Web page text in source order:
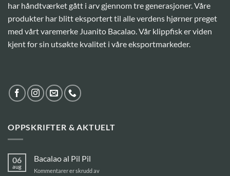
har håndtværket gått i arv gjennom tre generasjoner. Våre
produkter har blitt eksportert til alle verdens hjørner preget
med vårt varemerke Juanito Bacalao. Vår klippfisk er viden
kjent for sin utsøkte kvalitet i våre eksportmarkeder.
OPPSKRIFTER & AKTUELT
06
aug
Bacalao al Pil Pil
Kommentarer er skrudd avfor